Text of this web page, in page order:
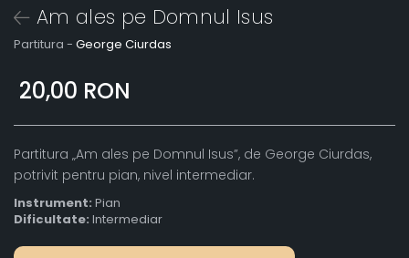
Am ales pe Domnul Isus
Partitura - George Ciurdas
20,00 RON
Partitura „Am ales pe Domnul Isus”, de George Ciurdas,
potrivit pentru pian, nivel intermediar.
Instrument: Pian
Dificultate: Intermediar